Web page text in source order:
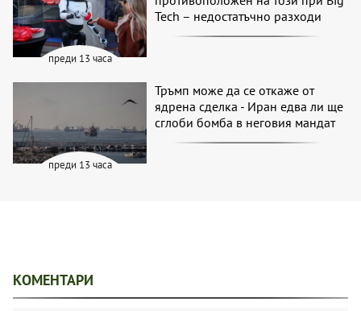
преди 13 часа
Tech – недостатъчно разходи
преди 13 часа
Тръмп може да се откаже от
ядрена сделка - Иран едва ли ще
сглоби бомба в неговия мандат
КОМЕНТАРИ